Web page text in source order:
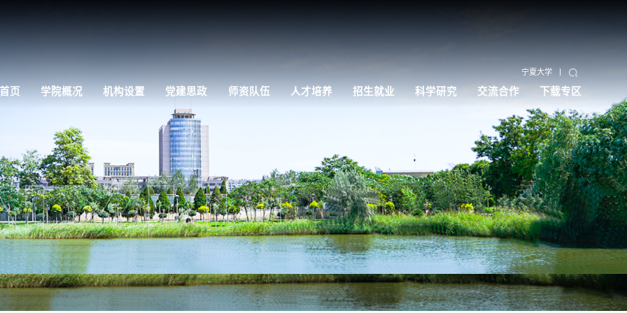
宁夏大学
首页 学院概况 机构设置 党建思政 师资队伍 人才培养 招生就业 科学研究 交流合作 下载专区